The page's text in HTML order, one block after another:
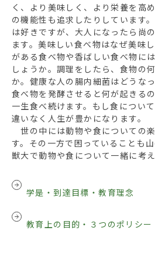
く、より美味しく、より栄養を高
の機能性も追求したりしています
は好きですが、大人になったら尚
ます。美味しい食べ物はなぜ美味
がある食べ物や香ばしい食べ物に
しょうか。調理をしたら、食物の
か。健康な人の腸内細菌はどうな
食べ物を発酵させると何が起きる
一生食べ続けます。もし食につい
違いなく人生が豊かになります。
世の中には動物や食についての
す。その一方で困っていることも
獣大で動物や食について一緒に考え
学是・到達目標・教育理念
教育上の目的・３つのポリシー